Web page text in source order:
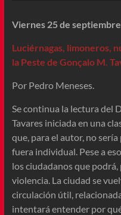
Viernes 25 de septiembre
Luciérnagas, limoneros,
la Peste de Gonçalo M.
Por Pedro Meneses.
Se continua la lectura del
Tavares iniciada en una
que, para el autor, no
fuera individual. Pese a
los ciudadanos que
violencia. La ciudad se
circulación útil,
intentará entender por